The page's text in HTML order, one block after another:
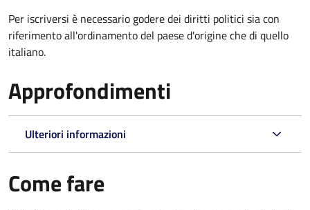
Per iscriversi è necessario godere dei diritti politici sia con
riferimento all'ordinamento del paese d'origine che di quello
italiano.
Approfondimenti
Ulteriori informazioni
Come fare